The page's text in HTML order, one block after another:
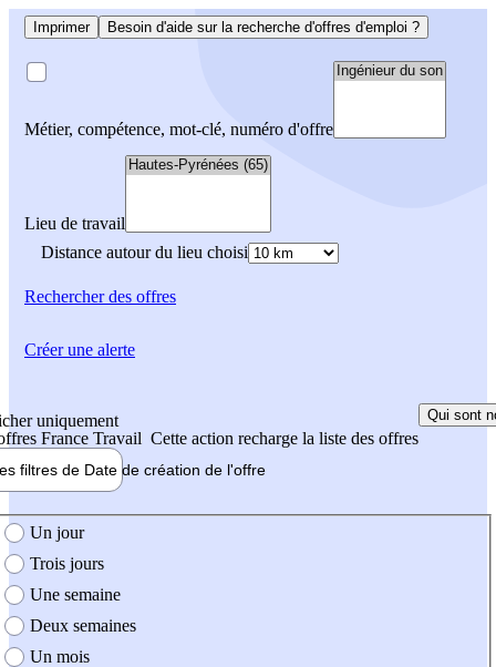
Imprimer Besoin d'aide sur la recherche d'offres d'emploi ?
Métier, compétence, mot-clé, numéro d'offre
Lieu de travail
Distance autour du lieu choisi
Rechercherdes offres
uniquement
France Travail Cette action recharge la liste des offres
Qui sont
filtres de Date de création de l'offre
création de l'offre
Un jour
Trois jours
Une semaine
Deux semaines
Un mois
Créer une alerte